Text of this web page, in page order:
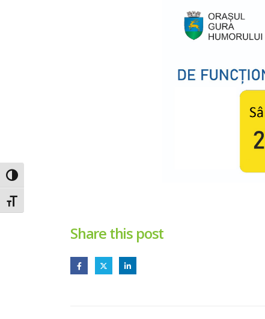
Toggle High Contrast
Toggle Font size
Share this post